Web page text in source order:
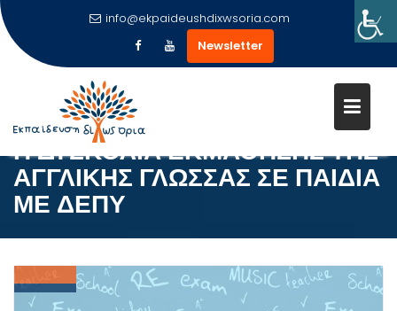
info@ekpaideushdixwsoria.com
Newsletter
Η ΔΥΣΚΟΛΙΑ ΕΚΜΑΘΗΣΗΣ ΤΗΣ
ΑΓΓΛΙΚΗΣ ΓΛΩΣΣΑΣ ΣΕ ΠΑΙΔΙΑ
ΜΕ ΔΕΠΥ